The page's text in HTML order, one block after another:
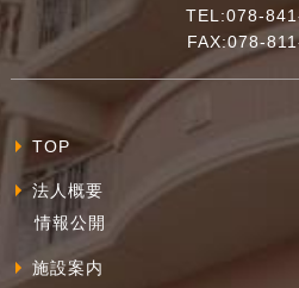
TEL:078-
FAX:078-
TOP
法人概要
情報公開
施設案内